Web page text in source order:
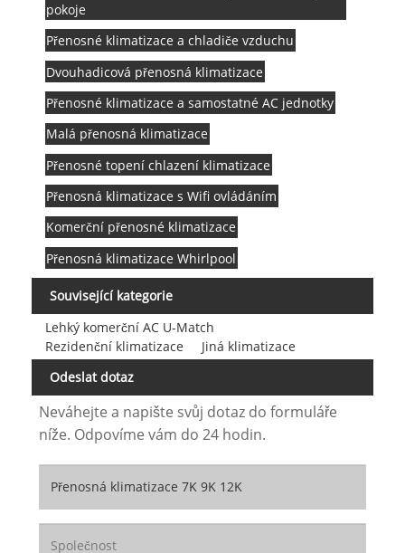
pokoje
Přenosné klimatizace a chladiče vzduchu
Dvouhadicová přenosná klimatizace
Přenosné klimatizace a samostatné AC jednotky
Malá přenosná klimatizace
Přenosné topení chlazení klimatizace
Přenosná klimatizace s Wifi ovládáním
Komerční přenosné klimatizace
Přenosná klimatizace Whirlpool
Související kategorie
Lehký komerční AC U-Match
Rezidenční klimatizace
Jiná klimatizace
Odeslat dotaz
Neváhejte a napište svůj dotaz do formuláře
níže. Odpovíme vám do 24 hodin.